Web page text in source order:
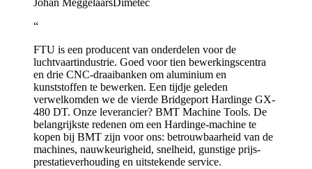
Johan MeggelaarsDimetec
“
FTU is een producent van onderdelen voor de
luchtvaartindustrie. Goed voor tien bewerkingscentra
en drie CNC-draaibanken om aluminium en
kunststoffen te bewerken. Een tijdje geleden
verwelkomden we de vierde Bridgeport Hardinge GX-
480 DT. Onze leverancier? BMT Machine Tools. De
belangrijkste redenen om een Hardinge-machine te
kopen bij BMT zijn voor ons: betrouwbaarheid van de
machines, nauwkeurigheid, snelheid, gunstige prijs-
prestatieverhouding en uitstekende service.